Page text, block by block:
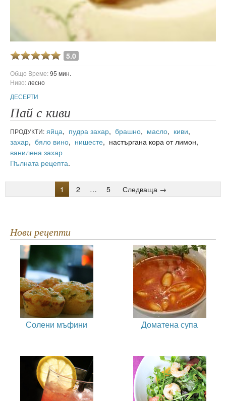
5.0
Общо Време:95 мин.
Ниво: лесно
ДЕСЕРТИ
Пай с киви
ПРОДУКТИ: яйца, пудра захар, брашно, масло, киви,
захар, бяло вино, нишесте, настъргана кора от лимон,
ванилена захар
Пълната рецепта.
1 2 … 5 Следваща →
Нови рецепти
Солени мъфини Доматена супа